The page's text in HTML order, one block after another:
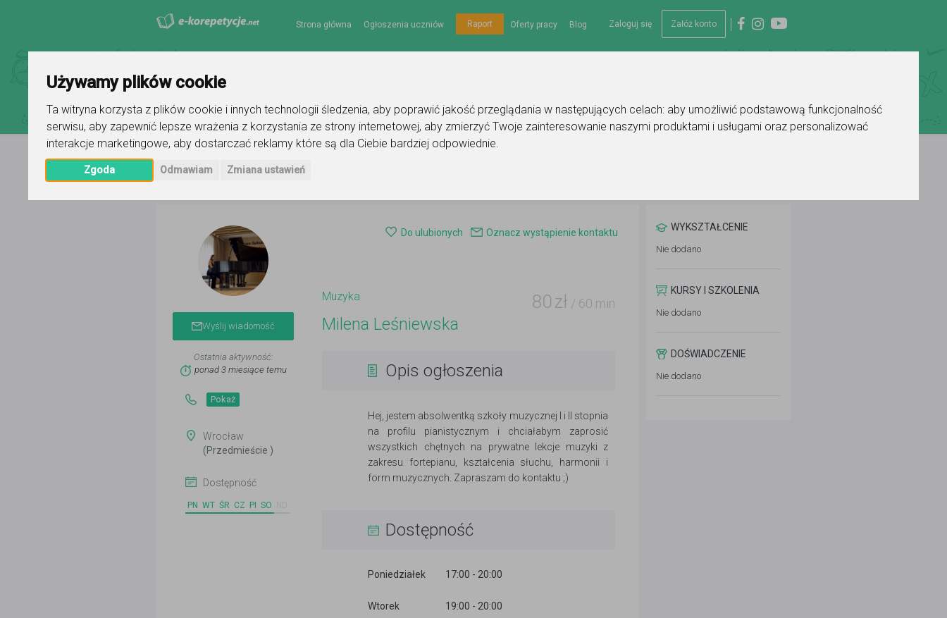
Używamy plików cookie
Ta witryna korzysta z plików cookie i innych technologii śledzenia, aby poprawić jakość przeglądania w następujących celach: aby umożliwić podstawową funkcjonalność
serwisu, aby zapewnić lepsze wrażenia z korzystania ze strony internetowej, aby zmierzyć Twoje zainteresowanie naszymi produktami i usługami oraz personalizować
interakcje marketingowe, aby dostarczać reklamy które są dla Ciebie bardziej odpowiednie
Zgoda Odmawiam Zmiana ustawień
Zaloguj się Załóż konto
Strona główna Ogłoszenia uczniów Raport Oferty pracy Blog
Strona główna Milena Leśniewska
Do ulubionych Oznacz wystąpienie kontaktu
Wyślij wiadomość
Ostatnia aktywność:
ponad 3 miesiące temu
Pokaż
Wrocław
(Przedmieście )
Dostępność
PN WT ŚR CZ PI SO
Muzyka 80 zł / 60 min
Milena Leśniewska
Opis ogłoszenia
Hej, jestem absolwentką szkoły muzycznej I i II stopnia
na profilu pianistycznym i chciałabym zaprosić
wszystkich chętnych na prywatne lekcje muzyki z
zakresu fortepianu, kształcenia słuchu, harmonii i
form muzycznych. Zapraszam do kontaktu ;)
Dostępność
Poniedziałek 17:00 - 20:00
Wtorek 19:00 - 20:00
WYKSZTAŁCENIE
Nie dodano
KURSY I SZKOLENIA
Nie dodano
DOŚWIADCZENIE
Nie dodano